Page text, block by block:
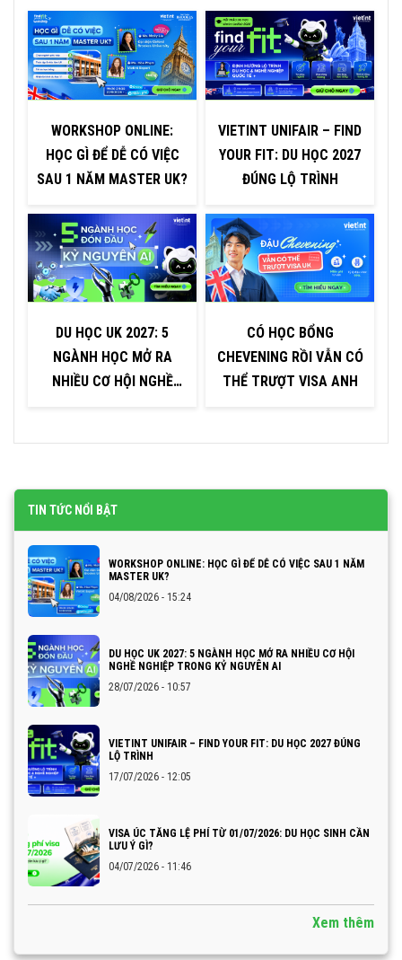
WORKSHOP ONLINE:
HỌC GÌ ĐỂ DỄ CÓ VIỆC
SAU 1 NĂM MASTER UK?
DU HỌC UK 2027: 5
NGÀNH HỌC MỞ RA
NHIỀU CƠ HỘI NGHỀ
VIETINT UNIFAIR – FIND
YOUR FIT: DU HỌC 2027
ĐÚNG LỘ TRÌNH
CÓ HỌC BỔNG
CHEVENING RỒI VẪN CÓ
THỂ TRƯỢT VISA ANH
TIN TỨC NỔI BẬT
WORKSHOP ONLINE: HỌC GÌ ĐỂ DỄ CÓ VIỆC SAU 1 NĂM
MASTER UK?
04/08/2026 - 15:24
DU HỌC UK 2027: 5 NGÀNH HỌC MỞ RA NHIỀU CƠ HỘI
NGHỀ NGHIỆP TRONG KỶ NGUYÊN AI
28/07/2026 - 10:57
VIETINT UNIFAIR – FIND YOUR FIT: DU HỌC 2027 ĐÚNG
LỘ TRÌNH
17/07/2026 - 12:05
VISA ÚC TĂNG LỆ PHÍ TỪ 01/07/2026: DU HỌC SINH CẦN
LƯU Ý GÌ?
04/07/2026 - 11:46
Xem thêm